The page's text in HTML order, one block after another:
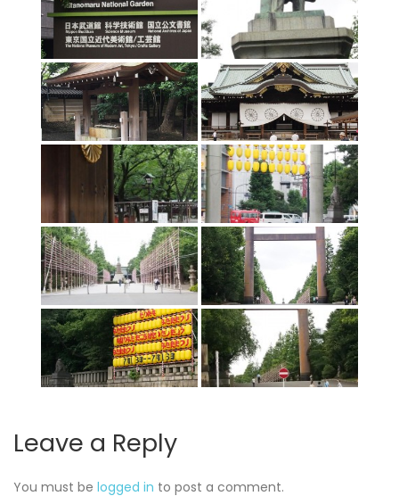
Leave a Reply
You must be logged in to post a comment.